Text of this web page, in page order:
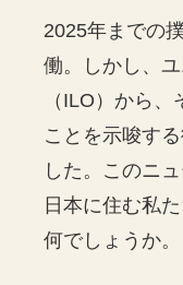
2025年までの
働。しかし、
（ILO）から
ことを示唆す
した。このニ
日本に住む私
何でしょうか。